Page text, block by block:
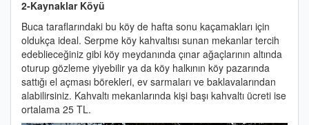
2-Kaynaklar Köyü
Buca taraflarındaki bu köy de hafta sonu kaçamakları için
oldukça ideal. Serpme köy kahvaltısı sunan mekanlar tercih
edeblieceğiniz gibi köy meydanında çınar ağaçlarının altında
oturup gözleme yiyebilir ya da köy halkının köy pazarında
sattığı el açması börekleri, ev sarmaları ve baklavalarından
alabilirsiniz. Kahvaltı mekanlarında kişi başı kahvaltı ücreti ise
ortalama 25 TL.